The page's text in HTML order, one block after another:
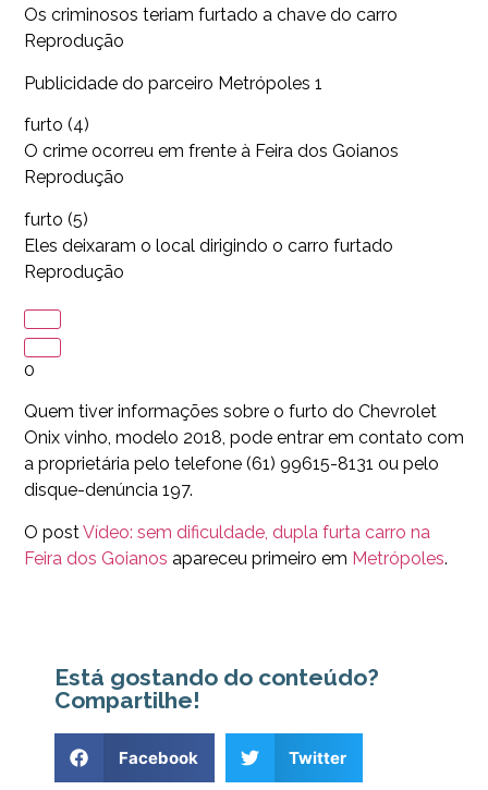
Os criminosos teriam furtado a chave do carro
Reprodução
Publicidade do parceiro Metrópoles 1
furto (4)
O crime ocorreu em frente à Feira dos Goianos
Reprodução
furto (5)
Eles deixaram o local dirigindo o carro furtado
Reprodução
0
Quem tiver informações sobre o furto do Chevrolet
Onix vinho, modelo 2018, pode entrar em contato com
a proprietária pelo telefone (61) 99615-8131 ou pelo
disque-denúncia 197.
O postVídeo: sem dificuldade, dupla furta carro na
Feira dos Goianos apareceu primeiro em Metrópoles.
Está gostando do conteúdo?
Compartilhe!
Facebook Twitter